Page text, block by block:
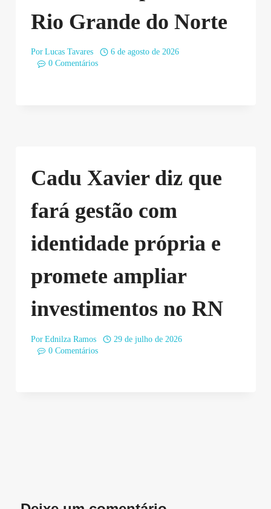
Rio Grande do Norte
Por Lucas Tavares
6 de agosto de 2026
0 Comentários
Cadu Xavier diz que
fará gestão com
identidade própria e
promete ampliar
investimentos no RN
Por Ednilza Ramos
29 de julho de 2026
0 Comentários